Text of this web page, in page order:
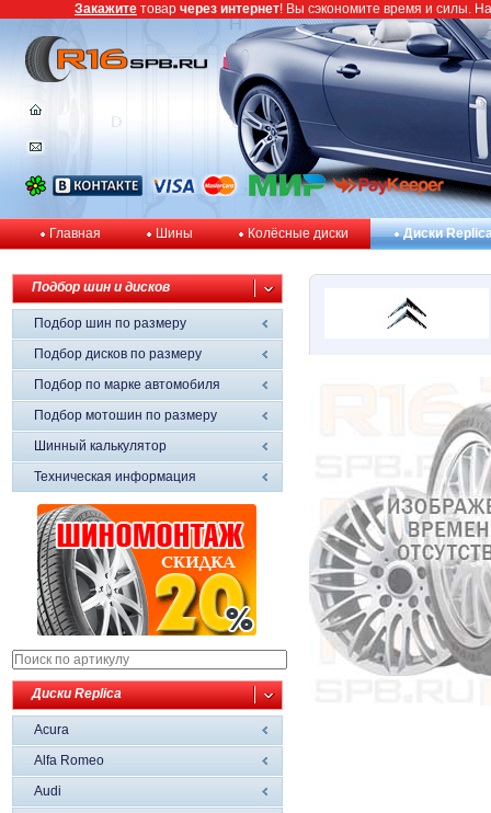
Главная Шины Колёсные диски Диски
Подбор шин и дисков
Подбор шин по размеру
Подбор дисков по размеру
Подбор по марке автомобиля
Подбор мотошин по размеру
Шинный калькулятор
Техническая информация
Диски Replica
Acura
Alfa Romeo
Audi
Закажите товар через интернет! Вы сэкономите время и силы.